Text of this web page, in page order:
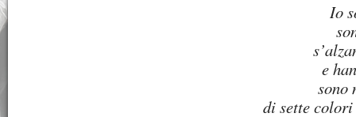
Io
e
sono
di sette